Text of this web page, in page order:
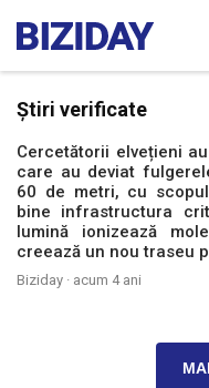
Știri verificate
Cercetătorii elvețieni
care au deviat
60 de metri, cu
bine infrastructura
lumină ionizează
creează un nou traseu
Biziday · acum 4 ani